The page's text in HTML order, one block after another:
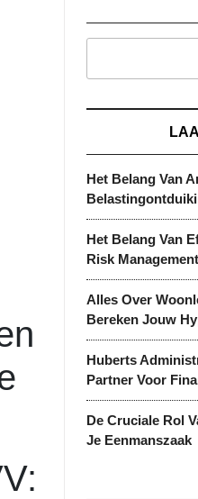
Het Belang Van
Het Belang Van
Risk
Alles Over
Bereken Jouw
Huberts
Partner Voor
De Cruciale Rol
Je Eenmanszaak